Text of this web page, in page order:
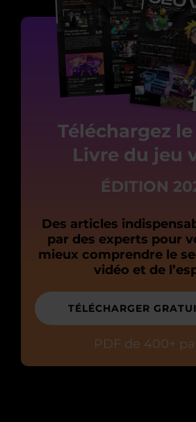
Téléchargez
Livre du jeu
ÉDITION
Des articles
par des experts pour
mieux comprendre le
vidéo et de
TÉLÉCHARGER
PDF de 400+